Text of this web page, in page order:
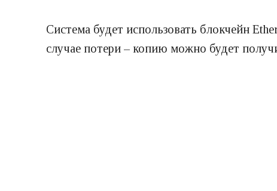
Система будет использовать блокчейн
случае потери – копию можно будет